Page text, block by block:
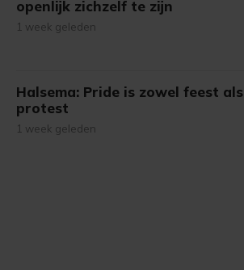
openlijk zichzelf te zijn
1 week geleden
Halsema: Pride is zowel feest als
protest
1 week geleden